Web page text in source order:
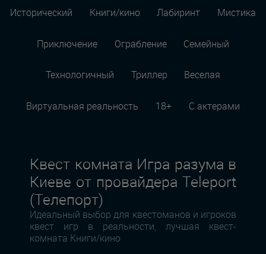
Исторический Книги/кино Лабиринт Мистика
Приключение Ограбление Семейный
Технологичный Триллер Веселая
Виртуальная реальность 18+ С актерами
Квест комната Игра разума в
Киеве от провайдера Teleport
(Телепорт)
Идеальный выбор для квестоманов и игроков
квест игр в реальности, лучшая квест-
комната Книги/кино